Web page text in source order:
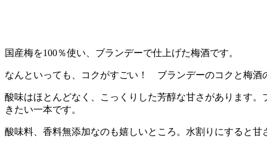
国産梅を100％使い、ブランデーで仕上げた梅酒です。
なんといっても、コクがすごい！ ブランデーのコクと梅酒
酸味はほとんどなく、こっくりした芳醇な甘さがあります
きたい一本です。
酸味料、香料無添加なのも嬉しいところ。水割りにすると